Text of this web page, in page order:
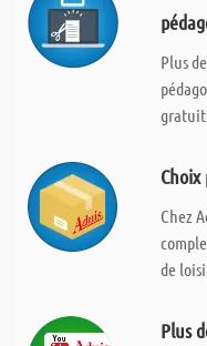
Plus
Chez
de
Plus